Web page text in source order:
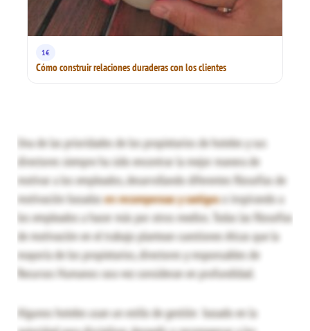
1€
Cómo construir relaciones duraderas con los clientes
Una de las prioridades de los propietarios de hoteles y sus
directores siempre ha sido encontrar la mejor manera de
motivar a los empleados, desarrollando diferentes filosofías de
motivación basadasen recompensas y castigoso inspirando a
los empleados a hacer más por otros medios. Todas las filosofías
de motivación en el trabajo plantean cuestiones éticas que la
mayoría de los propietarios, directores y responsables de
Recursos Humanos rara vez consideran en profundidad.
Algunos hoteles usan un estilo de gestión basado en la